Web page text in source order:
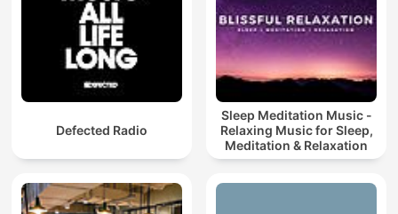
Defected Radio
Sleep Meditation Music -
Relaxing Music for Sleep,
Meditation & Relaxation